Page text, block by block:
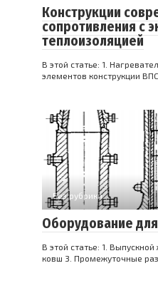
Конструкции
сопротивления с
теплоизоляцией
В этой статье: 1.
элементов конструкции
Без рубрики
Оборудование
В этой статье: 1.
ковш 3. Промежуточные